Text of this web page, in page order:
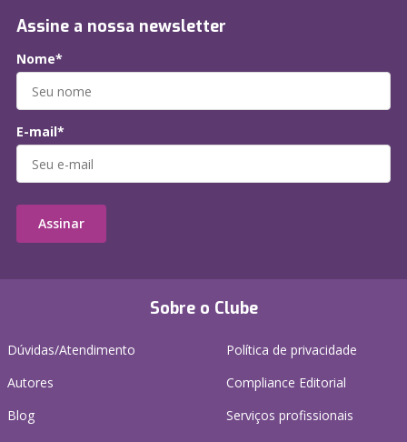
Sobre o Clube
Dúvidas/Atendimento
Autores
Blog
Política de privacidade
Compliance Editorial
Serviços profissionais
Assine a nossa newsletter
Nome*
E-mail*
Assinar